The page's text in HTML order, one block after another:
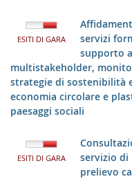
ESITI DI GARA
servizi
supporto
multistakeholder,
strategie di sostenibilità
economia circolare e
paesaggi sociali
ESITI DI GARA
servizio
prelievo